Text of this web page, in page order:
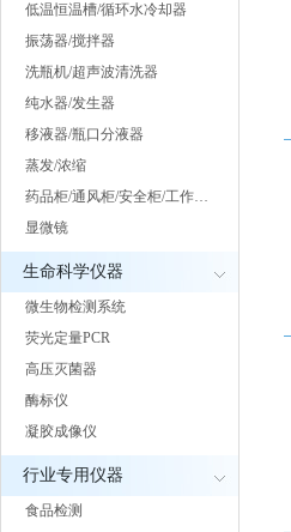
低温恒温槽/循环水冷却器
振荡器/搅拌器
洗瓶机/超声波清洗器
纯水器/发生器
移液器/瓶口分液器
蒸发/浓缩
药品柜/通风柜/安全柜/工作…
显微镜
生命科学仪器
微生物检测系统
荧光定量PCR
高压灭菌器
酶标仪
凝胶成像仪
行业专用仪器
食品检测